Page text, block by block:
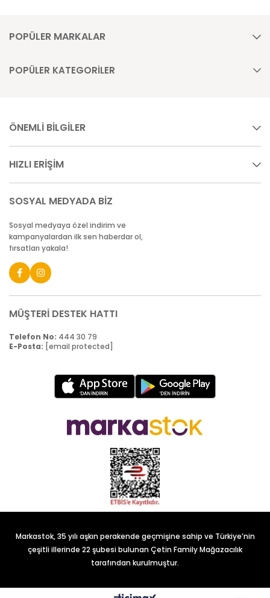
POPÜLER MARKALAR
POPÜLER KATEGORİLER
ÖNEMLİ BİLGİLER
HIZLI ERİŞİM
SOSYAL MEDYADA BİZ
Sosyal medyaya özel indirim ve
kampanyalardan ilk sen haberdar ol,
fırsatları yakala!
MÜŞTERİ DESTEK HATTI
Telefon No: 444 30 79
E-Posta: [email protected]
Markastok, 35 yılı aşkın perakende geçmişine sahip ve Türkiye’nin
çeşitli illerinde 22 şubesi bulunan Çetin Family Mağazacılık
tarafından kurulmuştur.